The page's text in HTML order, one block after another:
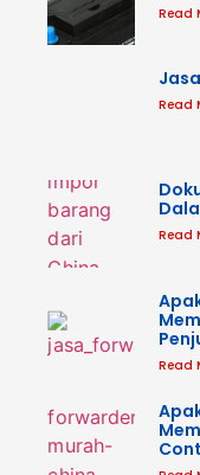
Read
Read
Read
Read